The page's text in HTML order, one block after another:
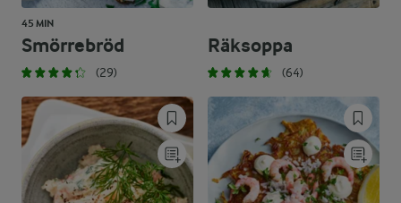
45 MIN
Smörrebröd
(29)
Räksoppa
(64)